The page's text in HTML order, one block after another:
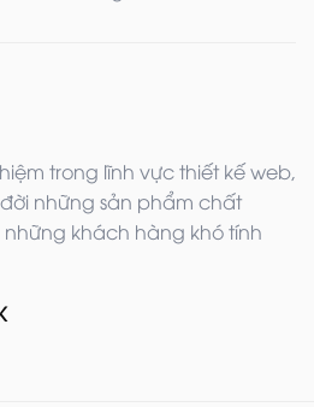
trong lĩnh vực thiết kế web,
những sản phẩm chất
khách hàng khó tính